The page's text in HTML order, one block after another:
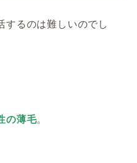
するのは難しいのでし
の薄毛。